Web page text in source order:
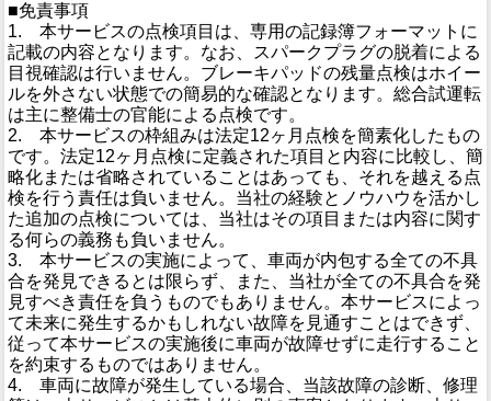
■免責事項
1. 本サービスの点検項目は、専用の記録簿フォーマットに
記載の内容となります。なお、スパークプラグの脱着による
目視確認は行いません。ブレーキパッドの残量点検はホイー
ルを外さない状態での簡易的な確認となります。総合試運転
は主に整備士の官能による点検です。
2. 本サービスの枠組みは法定12ヶ月点検を簡素化したもの
です。法定12ヶ月点検に定義された項目と内容に比較し、簡
略化または省略されていることはあっても、それを越える点
検を行う責任は負いません。当社の経験とノウハウを活かし
た追加の点検については、当社はその項目または内容に関す
る何らの義務も負いません。
3. 本サービスの実施によって、車両が内包する全ての不具
合を発見できるとは限らず、また、当社が全ての不具合を発
見すべき責任を負うものでもありません。本サービスによっ
て未来に発生するかもしれない故障を見通すことはできず、
従って本サービスの実施後に車両が故障せずに走行すること
を約束するものではありません。
4. 車両に故障が発生している場合、当該故障の診断、修理